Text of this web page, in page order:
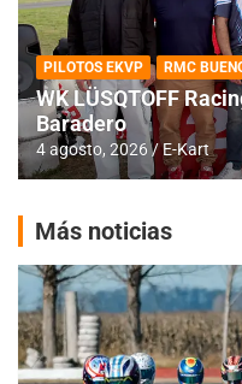
PILOTOS EKVP RMC
WK LÜSQTOFF
Baradero
4 agosto, 2026 E-Kart
Más noticias